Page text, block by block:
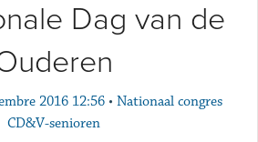
Dag van de
2016 12:56 • Nationaal congres
CD&V-senioren